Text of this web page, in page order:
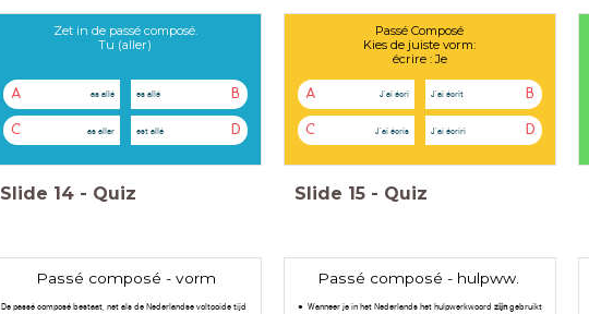
Zet in de passé composé.
Tu (aller)
A as allé B
es allé
C as aller D
est allé
Slide 14 - Quiz
Passé Composé
Kies de juiste vorm:
écrire : Je
A J'ai écri B
J'ai écrit
C J'ai écris D
J'ai écriri
Slide 15 - Quiz
Passé composé - vorm
De passé composé bestaat, net als de Nederlandse voltooide tijd
Passé composé - hulpww.
Wanneer je in het Nederlands het hulpwerkwoordzijngebruikt